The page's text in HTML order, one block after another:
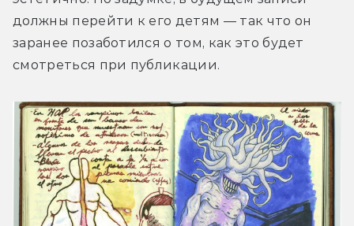
должны перейти к его детям — так что он
заранее позаботился о том, как это будет
смотреться при публикации.